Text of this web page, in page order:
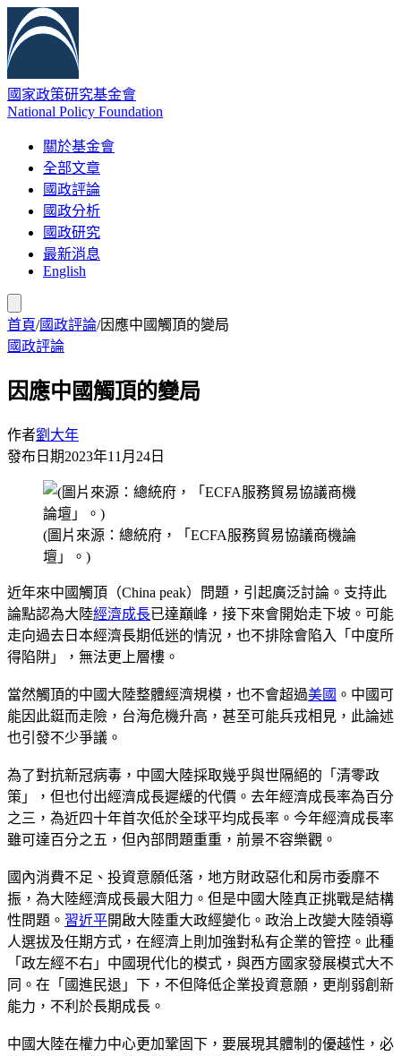
國家政策研究基金會
National Policy Foundation
關於基金會
全部文章
國政評論
國政分析
國政研究
最新消息
English
首頁/國政評論/因應中國觸頂的變局
國政評論
因應中國觸頂的變局
作者劉大年
發布日期2023年11月24日
(圖片來源：總統府，「ECFA服務貿易協議商機論
壇」。)
近年來中國觸頂（China peak）問題，引起廣泛討論。支持此
論點認為大陸經濟成長已達巔峰，接下來會開始走下坡。可能
走向過去日本經濟長期低迷的情況，也不排除會陷入「中度所
得陷阱」，無法更上層樓。
當然觸頂的中國大陸整體經濟規模，也不會超過美國 。中國可
能因此鋌而走險，台海危機升高，甚至可能兵戎相見，此論述
也引發不少爭議。
為了對抗新冠病毒，中國大陸採取幾乎與世隔絕的「清零政
策」，但也付出經濟成長遲緩的代價。去年經濟成長率為百分
之三，為近四十年首次低於全球平均成長率。今年經濟成長率
雖可達百分之五，但內部問題重重，前景不容樂觀。
國內消費不足、投資意願低落，地方財政惡化和房市委靡不
振，為大陸經濟成長最大阻力。但是中國大陸真正挑戰是結構
性問題。 習近平開啟大陸重大政經變化。政治上改變大陸領導
人選拔及任期方式，在經濟上則加強對私有企業的管控。此種
「政左經不右」中國現代化的模式，與西方國家發展模式大不
同。在「國進民退」下，不但降低企業投資意願，更削弱創新
能力，不利於長期成長。
中國大陸在權力中心更加鞏固下，要展現其體制的優越性，必